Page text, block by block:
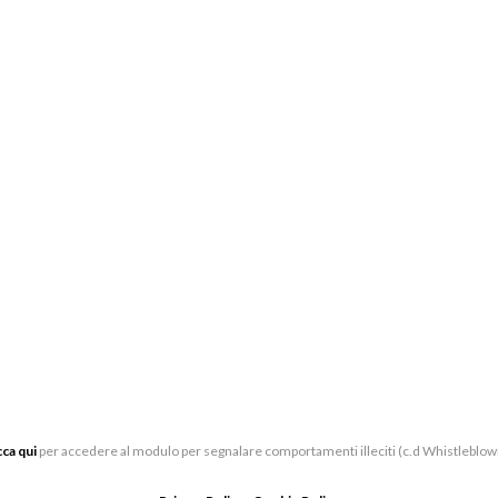
quiper accedere al modulo per segnalare comportamenti illeciti (c.d